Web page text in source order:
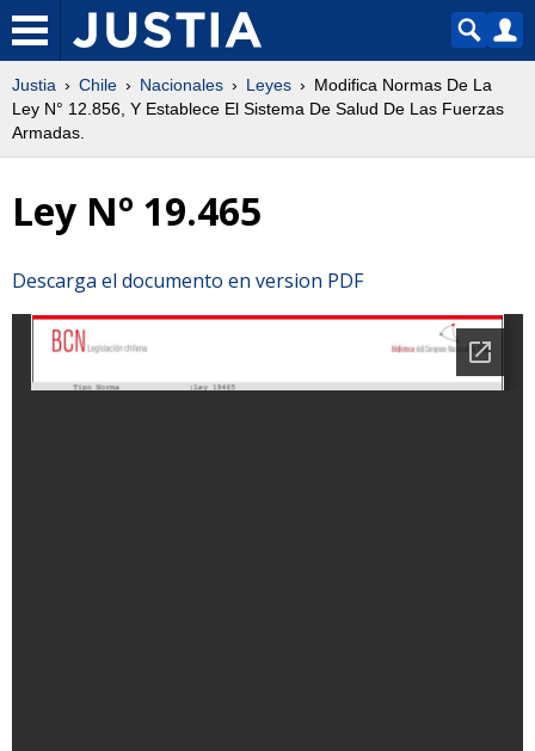
Justia Chile Nacionales Leyes
Modifica Normas De La
Ley N° 12.856, Y Establece El Sistema De Salud De Las Fuerzas
Armadas.
Ley Nº 19.465
Descarga el documento en version PDF